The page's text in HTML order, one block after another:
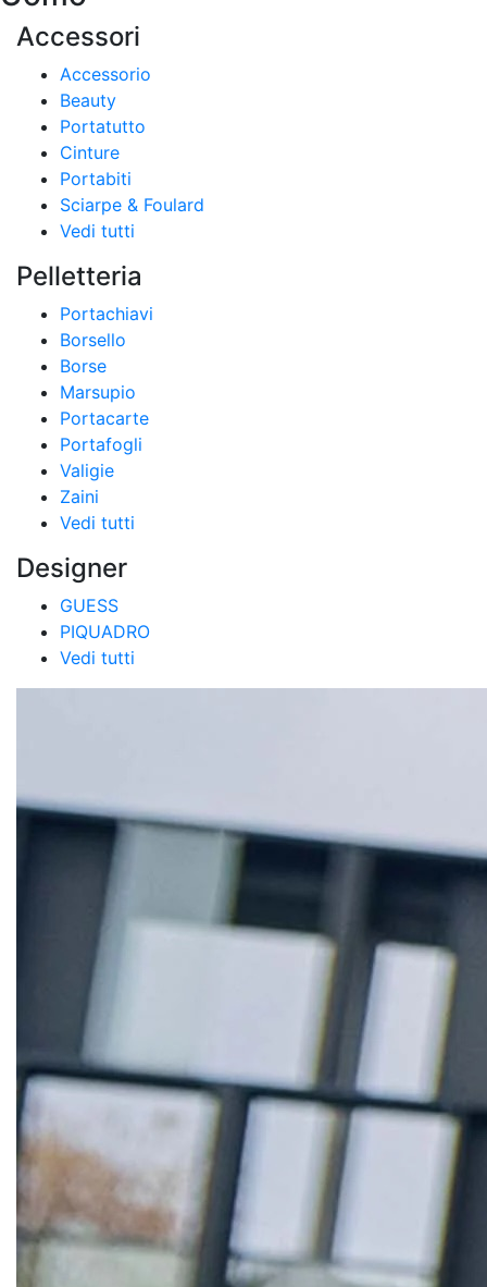
Accessori
Accessorio
Beauty
Portatutto
Cinture
Portabiti
Sciarpe & Foulard
Vedi tutti
Pelletteria
Portachiavi
Borsello
Borse
Marsupio
Portacarte
Portafogli
Valigie
Zaini
Vedi tutti
Designer
GUESS
PIQUADRO
Vedi tutti